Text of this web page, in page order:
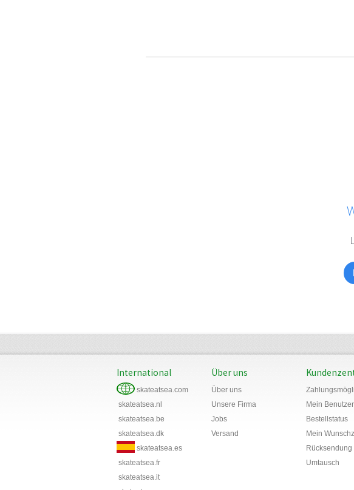
International
skateatsea.com
skateatsea.nl
skateatsea.be
skateatsea.dk
skateatsea.es
skateatsea.fr
skateatsea.it
Über uns
Über uns
Unsere Firma
Jobs
Versand
Mein
Bestellstatus
Mein
Rücksendung
Umtausch